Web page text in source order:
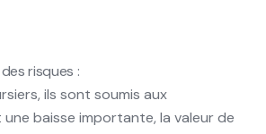
risques :
ils sont soumis aux
baisse importante, la valeur de